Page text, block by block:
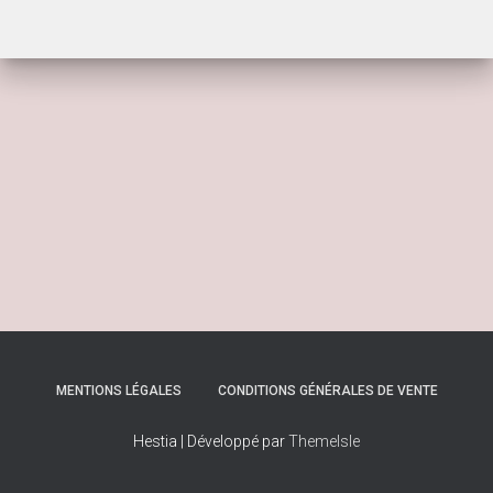
MENTIONS LÉGALES CONDITIONS GÉNÉRALES DE VENTE
Hestia | Développé parThemeIsle